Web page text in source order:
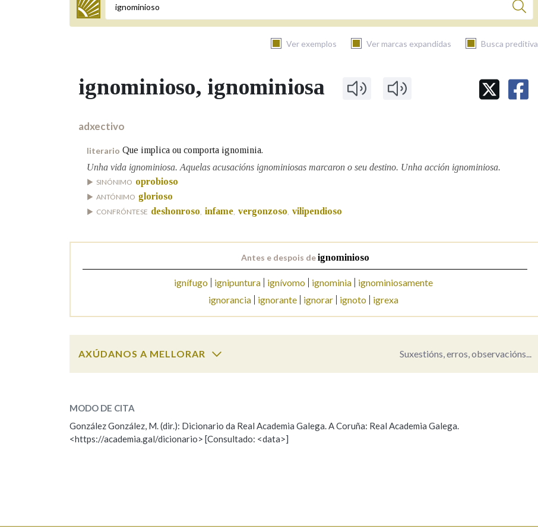
Termo a buscar
Ver exemplos Ver marcas expandidas Busca preditiva
BUSCAR NOS LEMAS
Remata por
Contén
BUSCAR NO CONTIDO
Nos exemplos
Na fraseoloxía
Pertence a
LIMPAR BUSCA
ignominioso, ignominiosa
adxectivo
literario Que implica ou comporta ignominia.
Unha vida ignominiosa. Aquelas acusacións ignominiosas marcaron o seu destino. Unha acción ignominiosa.
SINÓNIMO oprobioso
ANTÓNIMO glorioso
CONFRÓNTESE deshonroso, infame, vergonzoso, vilipendioso
Antes e despois deignominioso
ignífugo ignipuntura ignívomo ignominia
ignominiosamente
ignorancia
ignorante ignorar ignoto igrexa
AXÚDANOS A MELLORAR Suxestións, erros, observacións...
ESCOLLE UNHA OPCIÓN:
Observación Hai un erro na palabra Propoño mellorar a definición
MODO DE CITA
González González, M. (dir.): Dicionario da Real Academia Galega. A Coruña: Real Academia Galega.
<https://academia.gal/dicionario> [Consultado: <data>]